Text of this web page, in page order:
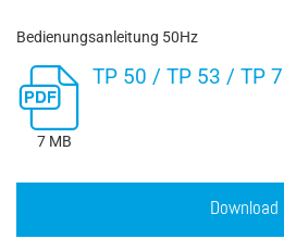
Bedienungsanleitung 50Hz
7 MB
TP 50 / TP 53 / TP
Download